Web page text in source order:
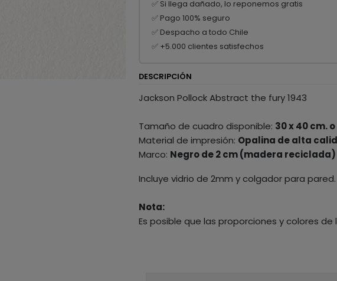
✅ Si llega dañado, lo reponemos gratis
✅ Pago 100% seguro
✅ Despacho a todo Chile
✅ +5.000 clientes satisfechos
DESCRIPCIÓN
Jackson Pollock Abstract the fury 1943
Tamaño de cuadro disponible: 30 x 40 cm.
Material de impresión: Opalina de alta
Marco: Negro de 2 cm (madera reciclada)
Incluye vidrio de 2mm y colgador para pared.
Nota:
Es posible que las proporciones y colores